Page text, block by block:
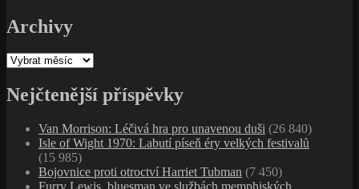
Archivy
Archivy
Nejčtenější příspěvky
Van Morrison: Léčivá hra pro unavenou duši (26 840)
Isle of Wight 1970: Labutí píseň éry velkých festivalů
(15 985)
Bojovnice proti otroctví Harriet Tubman (7 450)